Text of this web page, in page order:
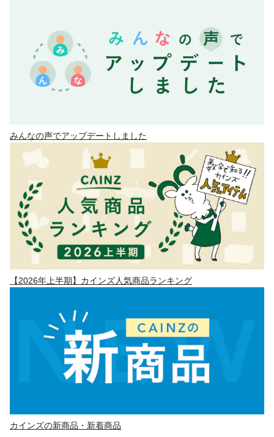
みんなの声でアップデートしました
【2026年上半期】カインズ人気商品ランキング
カインズの新商品・新着商品